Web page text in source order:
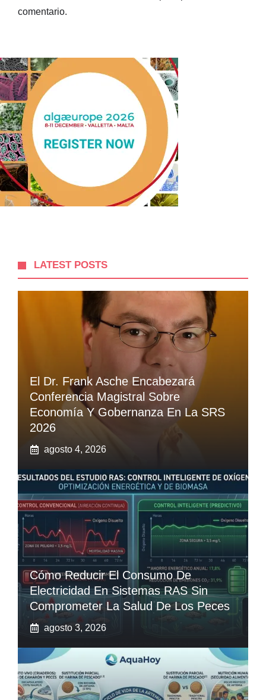
comentario.
LATEST POSTS
El Dr. Frank Asche Encabezará
Conferencia Magistral Sobre
Economía Y Gobernanza En La SRS
2026
agosto 4, 2026
Cómo Reducir El Consumo De
Electricidad En Sistemas RAS Sin
Comprometer La Salud De Los Peces
agosto 3, 2026